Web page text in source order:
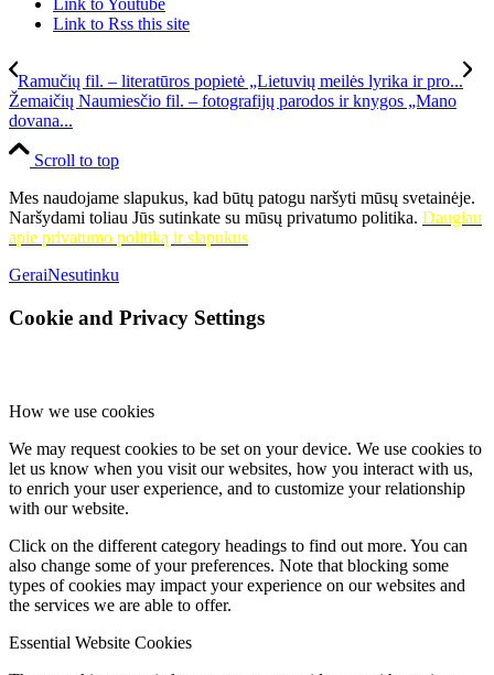
Link to Youtube
Link to Rss this site
Ramučių fil. – literatūros popietė „Lietuvių meilės lyrika ir pro...
Žemaičių Naumiesčio fil. – fotografijų parodos ir knygos „Mano
dovana...
Scroll to top
Mes naudojame slapukus, kad būtų patogu naršyti mūsų svetainėje.
Naršydami toliau Jūs sutinkate su mūsų privatumo politika. Daugiau
apie privatumo politiką ir slapukus
GeraiNesutinku
Cookie and Privacy Settings
How we use cookies
We may request cookies to be set on your device. We use cookies to
let us know when you visit our websites, how you interact with us,
to enrich your user experience, and to customize your relationship
with our website.
Click on the different category headings to find out more. You can
also change some of your preferences. Note that blocking some
types of cookies may impact your experience on our websites and
the services we are able to offer.
Essential Website Cookies